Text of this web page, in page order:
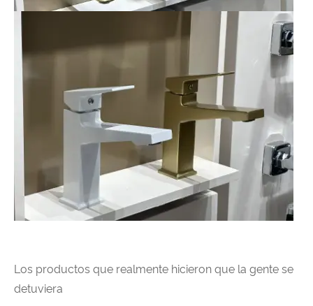
Los productos que realmente hicieron que la gente se
detuviera